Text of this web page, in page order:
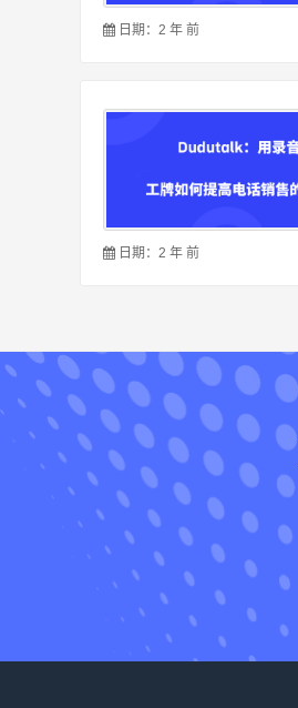
日期：2 年 前
日期：2 年 前